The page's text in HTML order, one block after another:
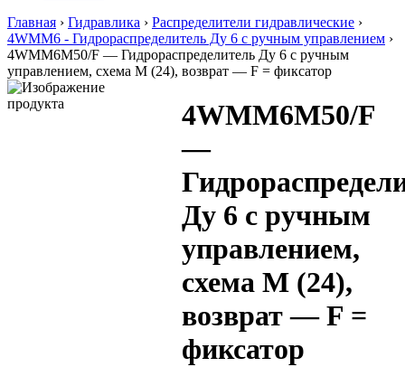
Главная › Гидравлика › Распределители гидравлические ›
4WMM6 - Гидрораспределитель Ду 6 с ручным управлением ›
4WMM6M50/F — Гидрораспределитель Ду 6 с ручным
управлением, схема M (24), возврат — F = фиксатор
4WMM6M50/F
—
Ду 6 с ручным
управлением,
схема M (24),
возврат — F =
фиксатор